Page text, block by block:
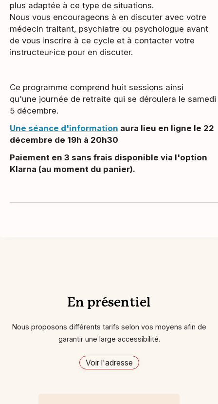
plus adaptée à ce type de situations.
Nous vous encourageons à en discuter avec votre
médecin traitant, psychiatre ou psychologue avant
de vous inscrire à ce cycle et à contacter votre
instructeur·ice pour en discuter.
Ce programme comprend huit sessions ainsi
qu'une journée de retraite qui se déroulera le samedi
5 décembre.
Une séance d'information aura lieu en ligne le 22
décembre de 19h à 20h30
Paiement en 3 sans frais disponible via l'option
Klarna (au moment du panier).
En présentiel
Nous proposons différents tarifs selon vos moyens afin de
garantir une large accessibilité.
Voir l'adresse